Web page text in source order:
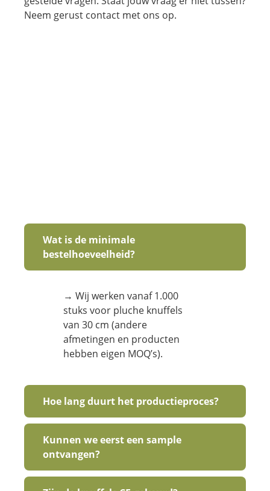
Neem gerust contact met ons op.
Wat is de minimale
bestelhoeveelheid?
→ Wij werken vanaf 1.000
stuks voor pluche knuffels
van 30 cm (andere
afmetingen en producten
hebben eigen MOQ’s).
Hoe lang duurt het productieproces?
Kunnen we eerst een sample
ontvangen?